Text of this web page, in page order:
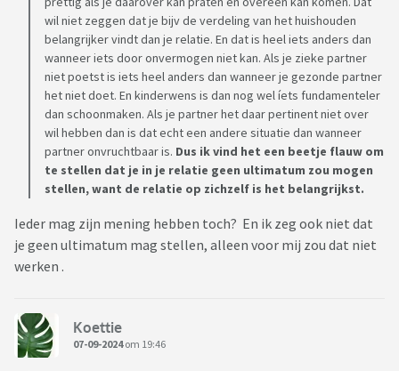
Het wordt eigenlijk met de week moeilijker voor mij. Veel
mensen zullen dit wellicht herkennen: je zit met vrienden
aan tafel bij een etentje en vroeg of laat komt de vraag
voorbij: Willen jullie nog geen kinderen? Het blijft dan stil of
er volgt een ongemakkelijk antwoord, waarna ik vervolgens
weer drie nachten wakker lig en in cirkels blijf doordenken.
Als man voel ik ook nog allerlei stigma's hieromheen (Ohhh
maar je hebt nog alle tijd om vader te worden!) die het extra
moeilijk maken.
Dus nu mijn vraag: hoe ga je hier in hemelsnaam mee om? Ik
durf geen ultimatum te stellen, want zelfs de kleinste druk
zorgt ervoor dat ze meteen met tegenzin reageert.
En waar ik vooral heel erg benieuwd ben (omdat ik ergens
nog steeds het vertrouwen heb dat het komt) is hoe mensen
hier met hun lang uitgestelde kinderwens zijn omgegaan.
wil niet zeggen dat je bijv de verdeling van het huishouden
belangrijker vindt dan je relatie. En dat is heel iets anders dan
wanneer iets door onvermogen niet kan. Als je zieke partner
niet poetst is iets heel anders dan wanneer je gezonde partner
het niet doet. En kinderwens is dan nog wel íets fundamenteler
dan schoonmaken. Als je partner het daar pertinent niet over
wil hebben dan is dat echt een andere situatie dan wanneer
partner onvruchtbaar is. Dus ik vind het een beetje flauw om
te stellen dat je in je relatie geen ultimatum zou mogen
stellen, want de relatie op zichzelf is het belangrijkst.
Ieder mag zijn mening hebben toch? En ik zeg ook niet dat
je geen ultimatum mag stellen, alleen voor mij zou dat niet
werken .
Koettie
07-09-2024om 19:46